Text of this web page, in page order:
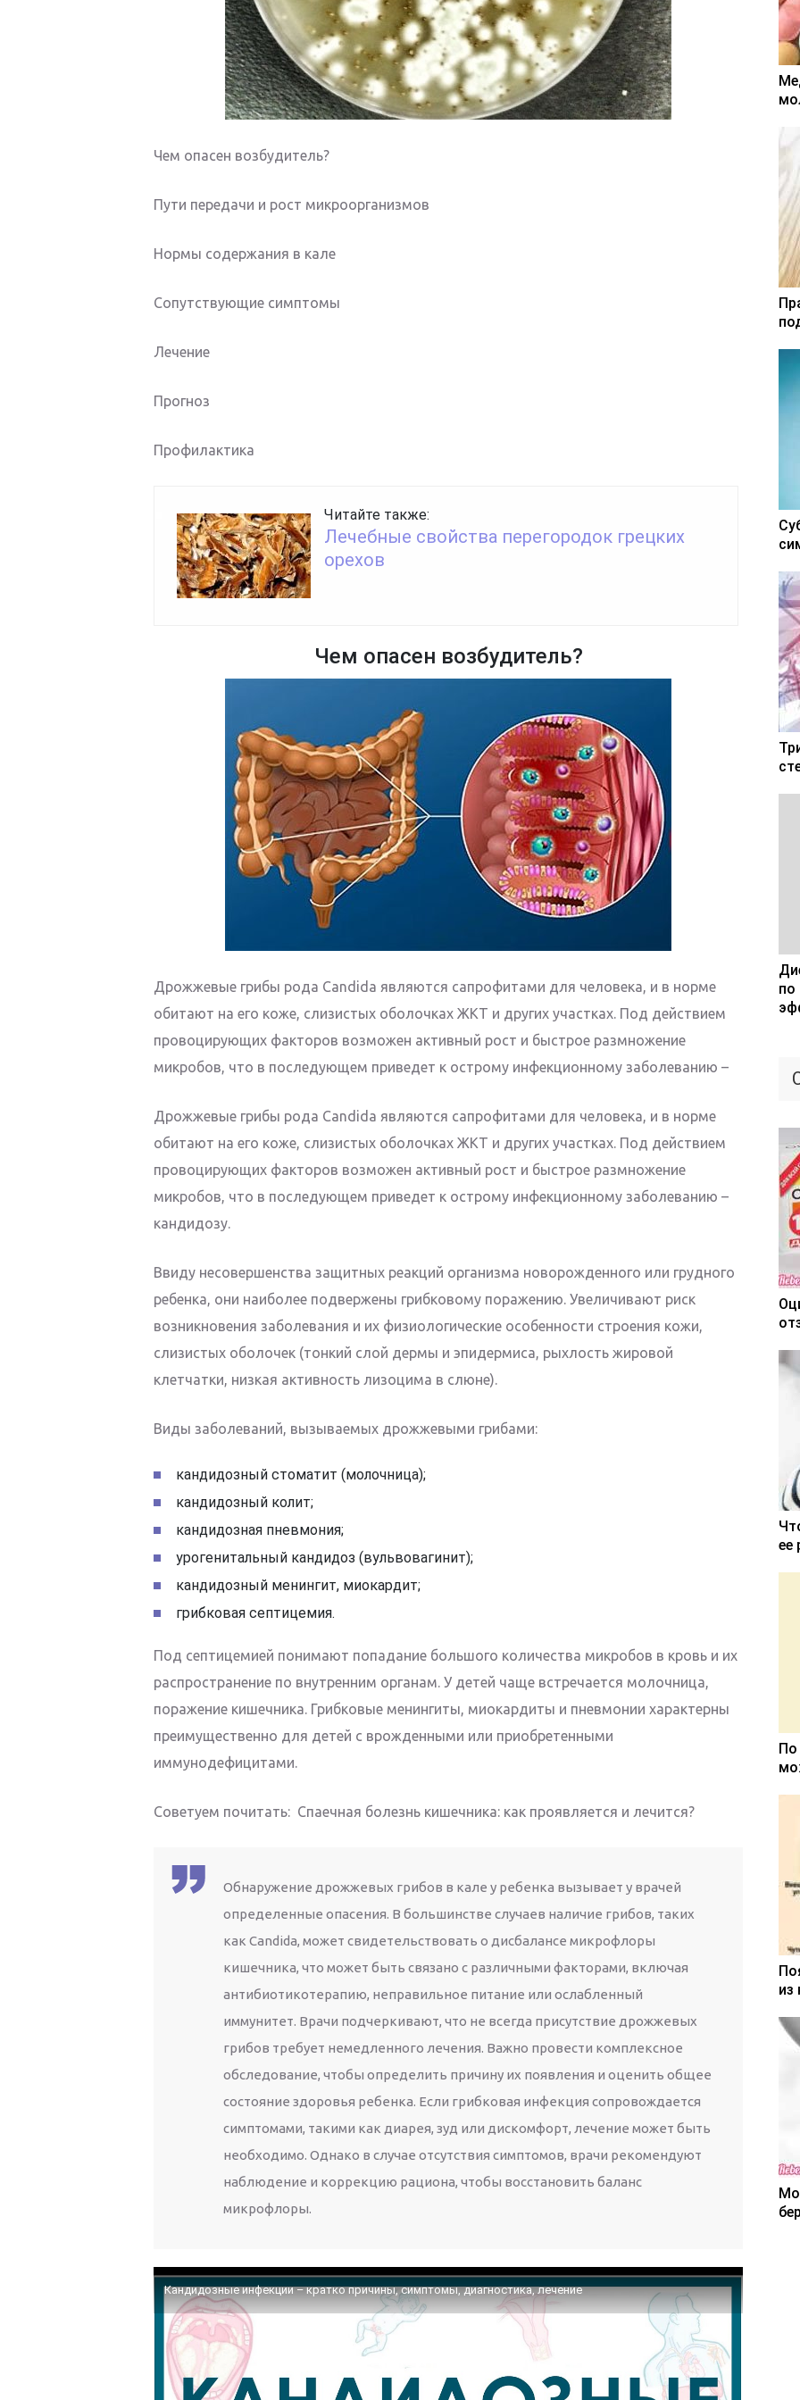
Чем опасен возбудитель?
Пути передачи и рост микроорганизмов
Нормы содержания в кале
Сопутствующие симптомы
Лечение
Прогноз
Профилактика
Читайте также:
Лечебные свойства перегородок грецких
орехов
Чем опасен возбудитель?
Дрожжевые грибы рода Candida являются сапрофитами для человека, и в норме
обитают на его коже, слизистых оболочках ЖКТ и других участках. Под действием
провоцирующих факторов возможен активный рост и быстрое размножение
микробов, что в последующем приведет к острому инфекционному заболеванию –
Дрожжевые грибы рода Candida являются сапрофитами для человека, и в норме
обитают на его коже, слизистых оболочках ЖКТ и других участках. Под действием
провоцирующих факторов возможен активный рост и быстрое размножение
микробов, что в последующем приведет к острому инфекционному заболеванию –
кандидозу.
Ввиду несовершенства защитных реакций организма новорожденного или грудного
ребенка, они наиболее подвержены грибковому поражению. Увеличивают риск
возникновения заболевания и их физиологические особенности строения кожи,
слизистых оболочек (тонкий слой дермы и эпидермиса, рыхлость жировой
клетчатки, низкая активность лизоцима в слюне).
Виды заболеваний, вызываемых дрожжевыми грибами:
кандидозный стоматит (молочница);
кандидозный колит;
кандидозная пневмония;
урогенитальный кандидоз (вульвовагинит);
кандидозный менингит, миокардит;
грибковая септицемия.
Под септицемией понимают попадание большого количества микробов в кровь и их
распространение по внутренним органам. У детей чаще встречается молочница,
поражение кишечника. Грибковые менингиты, миокардиты и пневмонии характерны
преимущественно для детей с врожденными или приобретенными
иммунодефицитами.
Советуем почитать: Спаечная болезнь кишечника: как проявляется и лечится?
Обнаружение дрожжевых грибов в кале у ребенка вызывает у врачей
определенные опасения. В большинстве случаев наличие грибов, таких
как Candida, может свидетельствовать о дисбалансе микрофлоры
кишечника, что может быть связано с различными факторами, включая
антибиотикотерапию, неправильное питание или ослабленный
иммунитет. Врачи подчеркивают, что не всегда присутствие дрожжевых
грибов требует немедленного лечения. Важно провести комплексное
обследование, чтобы определить причину их появления и оценить общее
состояние здоровья ребенка. Если грибковая инфекция сопровождается
симптомами, такими как диарея, зуд или дискомфорт, лечение может быть
необходимо. Однако в случае отсутствия симптомов, врачи рекомендуют
наблюдение и коррекцию рациона, чтобы восстановить баланс
микрофлоры.
Кандидозные инфекции – кратко причины, симптомы, диагностика, лечение
по
ее
По
из